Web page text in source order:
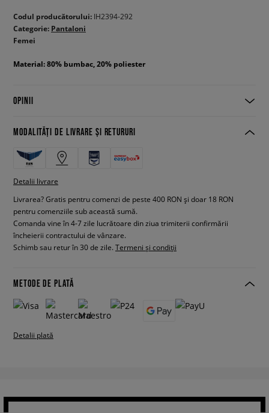
Codul producătorului: IH2394-292
Categorie: Pantaloni
Femei
Material: 80% bumbac, 20% poliester
OPINII
MODALITĂȚI DE LIVRARE ȘI RETURURI
Detalii livrare
Livrarea? Gratis pentru comenzi de peste 400 RON și doar 18 RON
pentru comenziile sub această sumă.
Comanda vine în 4-7 zile lucrătoare din ziua trimiterii confirmării
încheierii contractului de vânzare.
Schimb sau retur în 30 de zile. Termeni și condiții
METODE DE PLATĂ
Detalii plată